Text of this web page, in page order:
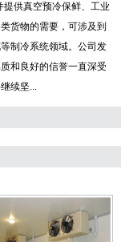
供真空预冷保鲜、工业
货物的需要，可涉及到
制冷系统领域。公司发
和良好的信誉一直深受
续坚...